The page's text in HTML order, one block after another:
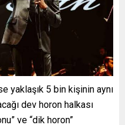
yaklaşık 5 bin kişinin aynı
dev horon halkası
ve “dik horon”